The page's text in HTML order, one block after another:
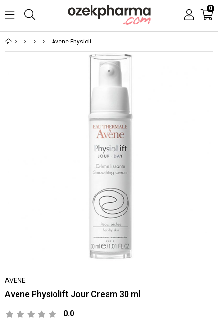
0
Avene Physiolift Jour Cream 30 ml
AVENE
Avene Physiolift Jour Cream 30 ml
0.0